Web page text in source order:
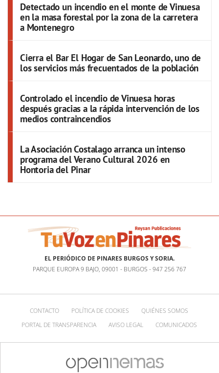
Detectado un incendio en el monte de Vinuesa
en la masa forestal por la zona de la carretera
a Montenegro
Cierra el Bar El Hogar de San Leonardo, uno de
los servicios más frecuentados de la población
Controlado el incendio de Vinuesa horas
después gracias a la rápida intervención de los
medios contraincendios
La Asociación Costalago arranca un intenso
programa del Verano Cultural 2026 en
Hontoria del Pinar
EL PERIÓDICO DE PINARES BURGOS Y SORIA.
PARQUE EUROPA 9 BAJO, 09001 - BURGOS - 947 256 767
CONTACTO POLÍTICA DE COOKIES
QUIÉNES SOMOS
PORTAL DE TRANSPARENCIA
AVISO LEGAL COMUNICADOS